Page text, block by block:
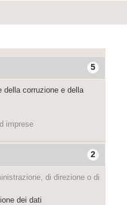
5
della corruzione e della
imprese
2
di direzione o di
dei dati